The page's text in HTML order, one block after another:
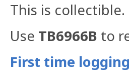
This is collectible.
Use TB6966B to
First time